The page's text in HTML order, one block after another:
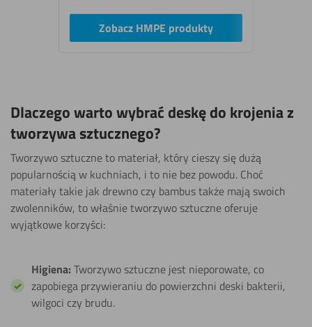
Zobacz HMPE produkty
Dlaczego warto wybrać deskę do krojenia z
tworzywa sztucznego?
Tworzywo sztuczne to materiał, który cieszy się dużą
popularnością w kuchniach, i to nie bez powodu. Choć
materiały takie jak drewno czy bambus także mają swoich
zwolenników, to właśnie tworzywo sztuczne oferuje
wyjątkowe korzyści:
Higiena: Tworzywo sztuczne jest nieporowate, co
zapobiega przywieraniu do powierzchni deski bakterii,
wilgoci czy brudu.